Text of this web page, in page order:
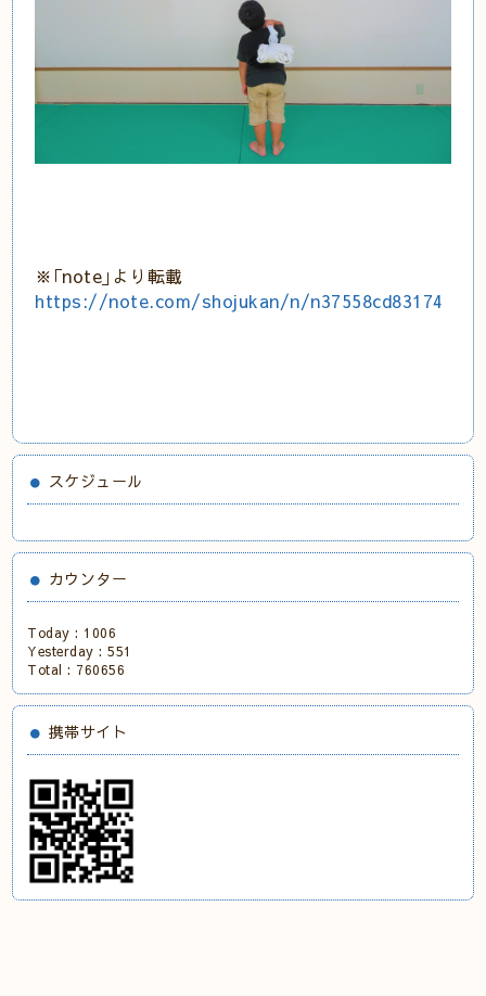
※｢note｣より転載
https://note.com/shojukan/n/n37558cd83174
スケジュール
カウンター
Today : 1006
Yesterday :551
Total : 760656
携帯サイト